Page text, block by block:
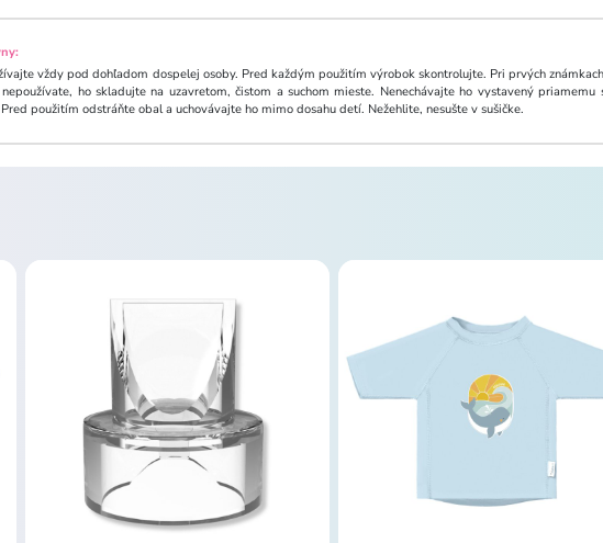
vždy pod dohľadom dospelej osoby. Pred každým použitím výrobok skontrolujte. Pri prvých
ho skladujte na uzavretom, čistom a suchom mieste. Nenechávajte ho vystavený
použitím odstráňte obal a uchovávajte ho mimo dosahu detí. Nežehlite, nesušte v sušičke.